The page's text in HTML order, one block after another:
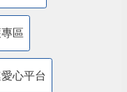
區
心平台